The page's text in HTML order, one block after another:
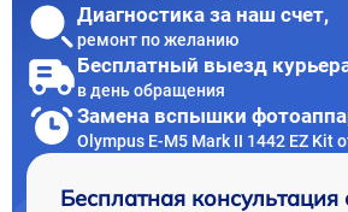
Диагностика за наш счет,
ремонт по желанию
Бесплатный выезд
в день обращения
Замена вспышки
Olympus E‑M5 Mark II 1442 EZ Kit
Бесплатная консультация